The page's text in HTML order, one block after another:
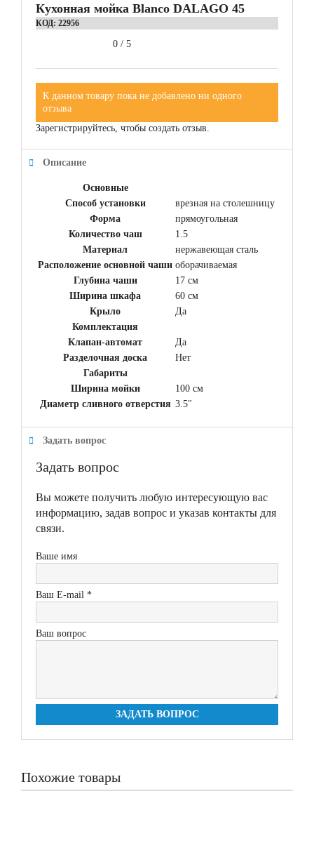
Кухонная мойка Blanco DALAGO 45
КОД: 22956
0 / 5
К данном товару пока не добавлено ни одного
отзыва
Зарегистрируйтесь, чтобы создать отзыв.
Описание
Основные
Способ установки
врезная на столешницу
Форма
прямоугольная
Количество чаш
1.5
Материал
нержавеющая сталь
Расположение основной чаши оборачиваемая
Глубина чаши
17 см
Ширина шкафа
60 см
Крыло
Да
Комплектация
Клапан-автомат
Да
Разделочная доска
Нет
Габариты
Ширина мойки
100 см
Диаметр сливного отверстия 3.5"
Задать вопрос
Задать вопрос
Вы можете получить любую интересующую вас
информацию, задав вопрос и указав контакты для
связи.
Ваше имя
Ваш E-mail *
Ваш вопрос
ЗАДАТЬ ВОПРОС
Похожие товары